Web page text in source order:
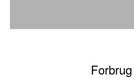
Forbrug